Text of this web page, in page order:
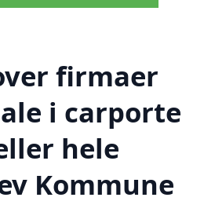
firmaer
i carporte
hele
Kommune